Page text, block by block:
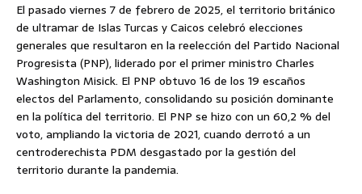
El pasado viernes 7 de febrero de 2025, el territorio británico
de ultramar de Islas Turcas y Caicos celebró elecciones
generales que resultaron en la reelección del Partido Nacional
Progresista (PNP), liderado por el primer ministro Charles
Washington Misick. El PNP obtuvo 16 de los 19 escaños
electos del Parlamento, consolidando su posición dominante
en la política del territorio. El PNP se hizo con un 60,2 % del
voto, ampliando la victoria de 2021, cuando derrotó a un
centroderechista PDM desgastado por la gestión del
territorio durante la pandemia.